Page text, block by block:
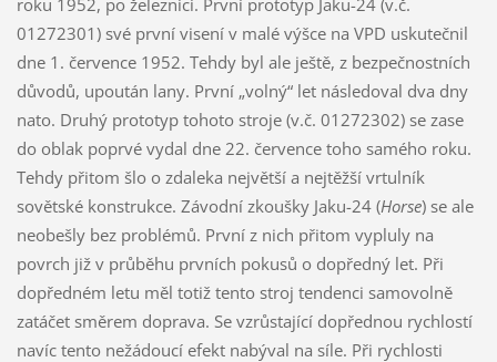
01272301) své první visení v malé výšce na VPD uskutečnil
dne 1. července 1952. Tehdy byl ale ještě, z bezpečnostních
důvodů, upoután lany. První „volný“ let následoval dva dny
nato. Druhý prototyp tohoto stroje (v.č. 01272302) se zase
do oblak poprvé vydal dne 22. července toho samého roku.
Tehdy přitom šlo o zdaleka největší a nejtěžší vrtulník
sovětské konstrukce. Závodní zkoušky Jaku-24 (Horse) se ale
neobešly bez problémů. První z nich přitom vypluly na
povrch již v průběhu prvních pokusů o dopředný let. Při
dopředném letu měl totiž tento stroj tendenci samovolně
zatáčet směrem doprava. Se vzrůstající dopřednou rychlostí
navíc tento nežádoucí efekt nabýval na síle. Při rychlosti